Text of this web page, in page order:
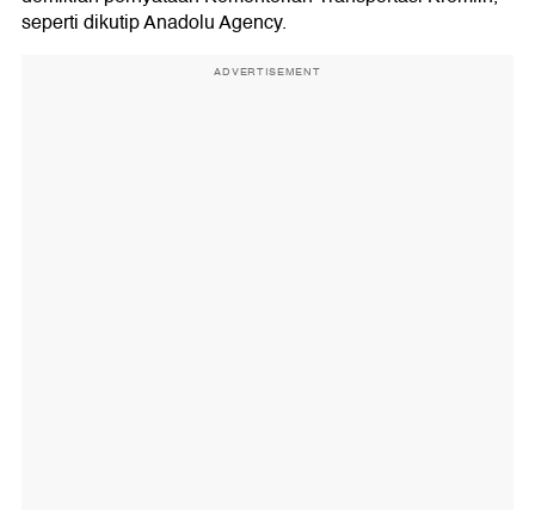
seperti dikutip Anadolu Agency.
ADVERTISEMENT